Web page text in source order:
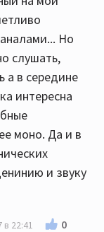
Но
слушать,
а в середине
интересна
моно. Да и в
и звуку
в 22:41 0